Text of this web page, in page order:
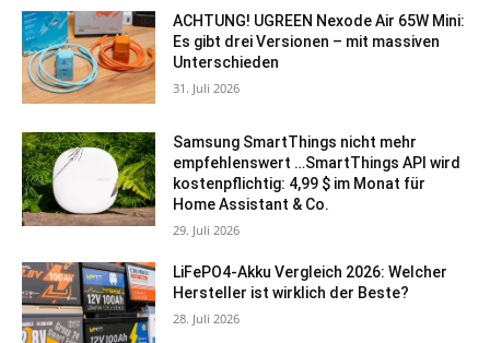
ACHTUNG! UGREEN Nexode Air 65W Mini:
Es gibt drei Versionen – mit massiven
Unterschieden
31. Juli 2026
Samsung SmartThings nicht mehr
empfehlenswert …SmartThings API wird
kostenpflichtig: 4,99 $ im Monat für
Home Assistant & Co.
29. Juli 2026
LiFePO4-Akku Vergleich 2026: Welcher
Hersteller ist wirklich der Beste?
28. Juli 2026